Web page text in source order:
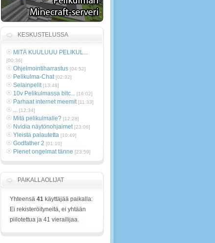
KESKUSTELUSSA
MITÄ KUULUUU PELIKUL...
[00:36]
Ohjelmointiharrastus [04:52]
Pelikulma-Chat [02:32]
Selainpelit [13:48]
10v Pelikulmassa bitc... [16:02]
Parhaat internet meemit [11:33]
... [12:34]
Mitä pelikulmalle? [12:28]
Nvidia näytönohjaimet [23:06]
Yleistä palautetta [10:49]
Godfather 2 [01:10]
Pienet ongelmat tänne [23:59]
PAIKALLAOLIJAT
Yhteensä 41 käyttäjää paikalla:
Ei rekisteröityneitä, ei yhtään
piilotettua ja 41 vierailijaa.